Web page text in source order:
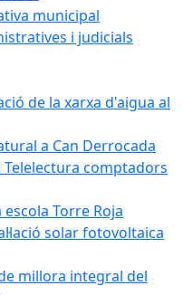
municipal
i judicials
de la xarxa d'aigua al
a Can Derrocada
comptadors
Torre Roja
solar fotovoltaica
millora integral del